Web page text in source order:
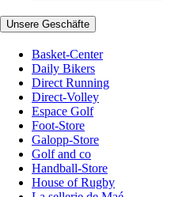
Unsere Geschäfte
Basket-Center
Daily Bikers
Direct Running
Direct-Volley
Espace Golf
Foot-Store
Galopp-Store
Golf and co
Handball-Store
House of Rugby